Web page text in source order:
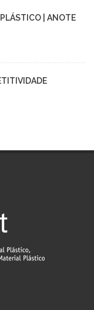
| ANOTE